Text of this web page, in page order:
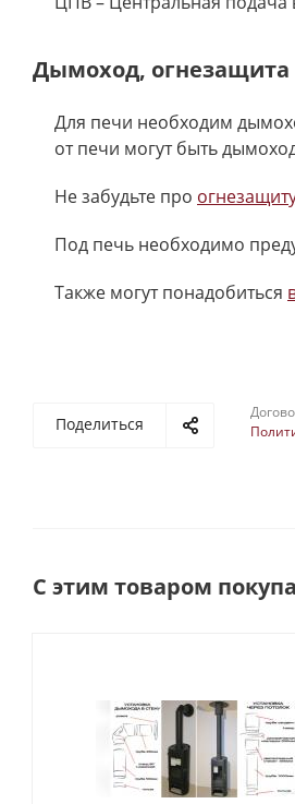
Дымоход,
Для печи необходим
от печи могут быть
Не забудьте про
Под печь необходимо
Также могут понадобиться
Поделиться
С этим товаром